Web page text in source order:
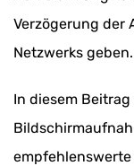
Verzögerung der
Netzwerks geben.
In diesem
empfehlenswerte